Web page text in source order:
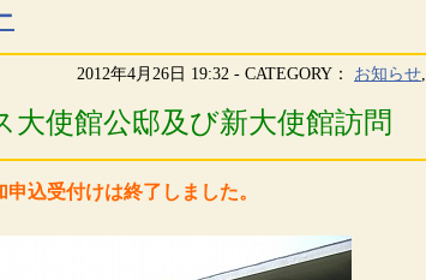
2012年4月26日 19:32 - CATEGORY： お知らせ,
大使館公邸及び新大使館訪問
申込受付けは終了しました。